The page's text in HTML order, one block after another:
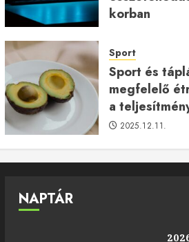
korban
Sport
Sport és
megfelelő
a
2025.12.11.
NAPTÁR